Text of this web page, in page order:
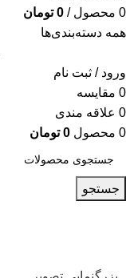
0 محصول /
0 تومان
همه دسته‌بندی‌ها
ورود / ثبت نام
0 مقایسه
0 علاقه مندی
0 محصول 0 تومان
جستجو